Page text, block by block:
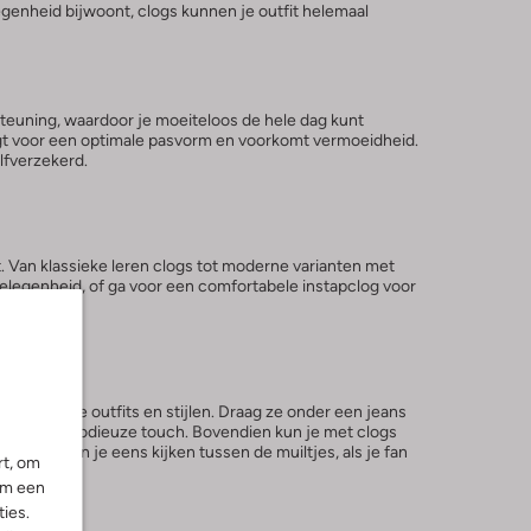
om
een
bijwoont, clogs kunnen je outfit helemaal
waardoor je moeiteloos de hele dag kunt
voor een optimale pasvorm en voorkomt vermoeidheid.
klassieke leren clogs tot moderne varianten met
of ga voor een comfortabele instapclog voor
outfits en stijlen. Draag ze onder een jeans
een modieuze touch. Bovendien kun je met clogs
Ook kun je eens kijken tussen de muiltjes, als je fan